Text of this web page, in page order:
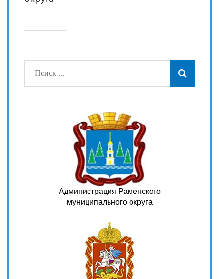
Администрация Раменского
муниципального округа